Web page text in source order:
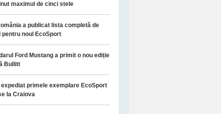
maximul de cinci stele
a publicat lista completă de
pentru noul EcoSport
Ford Mustang a primit o nou ediție
Bullitt
expediat primele exemplare EcoSport
la Craiova